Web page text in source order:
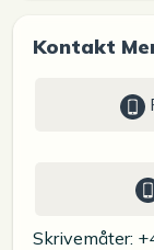
Kontakt
Skrivemåter: